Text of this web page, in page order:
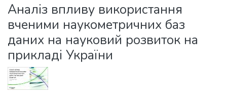
Statistics
Аналіз впливу використання
вченими наукометричних баз
даних на науковий розвиток на
прикладі України